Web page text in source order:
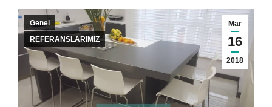
Mar
16
2018
Genel
REFERANSLARIMIZ